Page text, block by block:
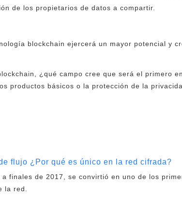
de los propietarios de datos a compartir.
blockchain ejercerá un mayor potencial y
¿qué campo cree que será el primero
productos básicos o la protección de la
flujo ¿Por qué es único en la red cifrada?
finales de 2017, se convirtió en uno de los
la red.